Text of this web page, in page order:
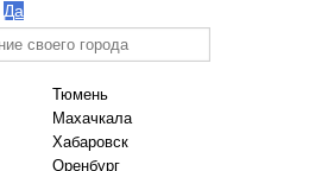
Да
Тюмень
Махачкала
Хабаровск
Оренбург